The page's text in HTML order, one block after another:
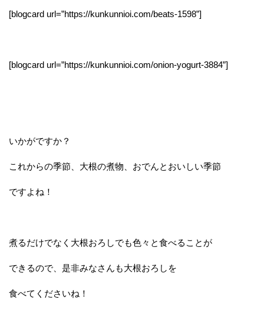
[blogcard url=”https://kunkunnioi.com/beats-1598”]
[blogcard url=”https://kunkunnioi.com/onion-yogurt-3884”]
いかがですか？
これからの季節、大根の煮物、おでんとおいしい季節
ですよね！
煮るだけでなく大根おろしでも色々と食べることが
できるので、是非みなさんも大根おろしを
食べてくださいね！